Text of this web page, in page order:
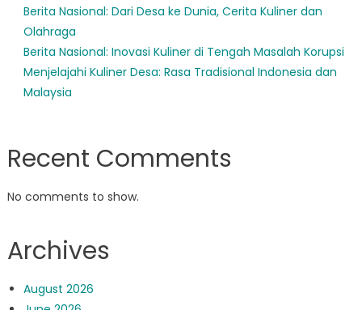
Berita Nasional: Dari Desa ke Dunia, Cerita Kuliner dan
Olahraga
Berita Nasional: Inovasi Kuliner di Tengah Masalah Korupsi
Menjelajahi Kuliner Desa: Rasa Tradisional Indonesia dan
Malaysia
Recent Comments
No comments to show.
Archives
August 2026